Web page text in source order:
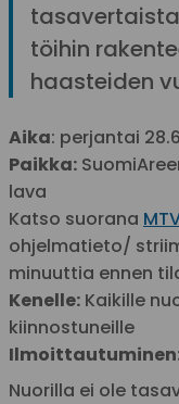
töihin
haasteiden
Aika: perjantai
Paikka:
lava
Katso suorana
ohjelmatieto/
minuuttia ennen
Kenelle: Kaikille
kiinnostuneille
Nuorilla ei ole